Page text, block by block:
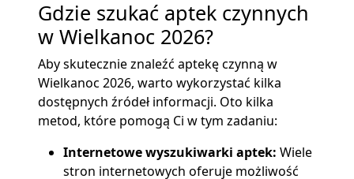
Gdzie szukać aptek czynnych
w Wielkanoc 2026?
Aby skutecznie znaleźć aptekę czynną w
Wielkanoc 2026, warto wykorzystać kilka
dostępnych źródeł informacji. Oto kilka
metod, które pomogą Ci w tym zadaniu:
Internetowe wyszukiwarki aptek: Wiele
stron internetowych oferuje możliwość